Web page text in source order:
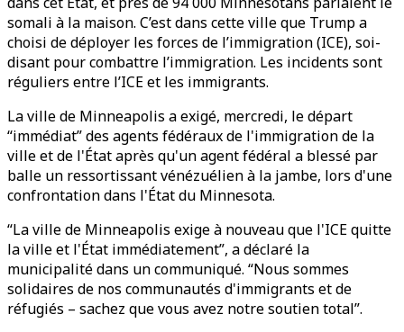
somali à la maison. C’est dans cette ville que Trump a
choisi de déployer les forces de l’immigration (ICE), soi-
disant pour combattre l’immigration. Les incidents sont
réguliers entre l’ICE et les immigrants.
La ville de Minneapolis a exigé, mercredi, le départ
“immédiat” des agents fédéraux de l'immigration de la
ville et de l'État après qu'un agent fédéral a blessé par
balle un ressortissant vénézuélien à la jambe, lors d'une
confrontation dans l'État du Minnesota.
“La ville de Minneapolis exige à nouveau que l'ICE quitte
la ville et l'État immédiatement”, a déclaré la
municipalité dans un communiqué. “Nous sommes
solidaires de nos communautés d'immigrants et de
réfugiés – sachez que vous avez notre soutien total”.